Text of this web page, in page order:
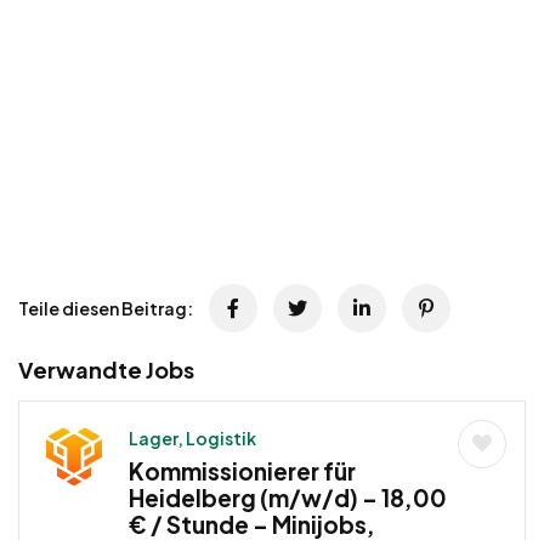
Teile diesen Beitrag:
Verwandte Jobs
Lager, Logistik
Kommissionierer für
Heidelberg (m/w/d) – 18,00
€ / Stunde – Minijobs,